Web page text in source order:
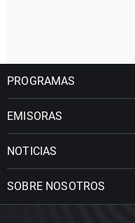
PROGRAMAS
EMISORAS
NOTICIAS
SOBRE NOSOTROS